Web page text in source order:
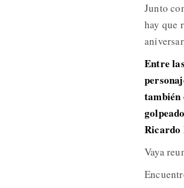
Junto
hay que
Entre
también
Ricardo
Vaya